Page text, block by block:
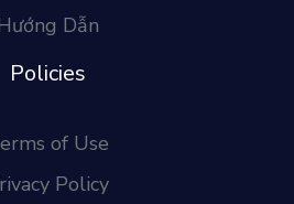
Dẫn
Policies
of Use
Policy